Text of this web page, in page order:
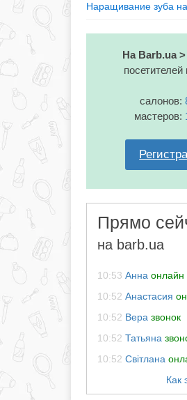
Наращивание зуба
На Barb.ua >
салонов:
мастеров:
Прямо
на barb.ua
10:53 Анна онлайн
10:52 Анастасия
10:52 Вера звонок
10:52 Татьяна
10:52 Світлана